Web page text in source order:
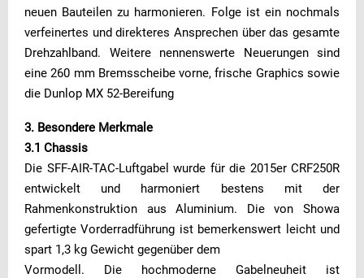
neuen Bauteilen zu harmonieren. Folge ist ein nochmals
verfeinertes und direkteres Ansprechen über das gesamte
Drehzahlband. Weitere nennenswerte Neuerungen sind
eine 260 mm Bremsscheibe vorne, frische Graphics sowie
die Dunlop MX 52-Bereifung
3. Besondere Merkmale
3.1 Chassis
Die SFF-AIR-TAC-Luftgabel wurde für die 2015er CRF250R
entwickelt und harmoniert bestens mit der
Rahmenkonstruktion aus Aluminium. Die von Showa
gefertigte Vorderradführung ist bemerkenswert leicht und
spart 1,3 kg Gewicht gegenüber dem
Vormodell. Die hochmoderne Gabelneuheit ist